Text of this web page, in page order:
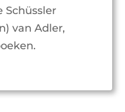
Schüssler
van Adler,